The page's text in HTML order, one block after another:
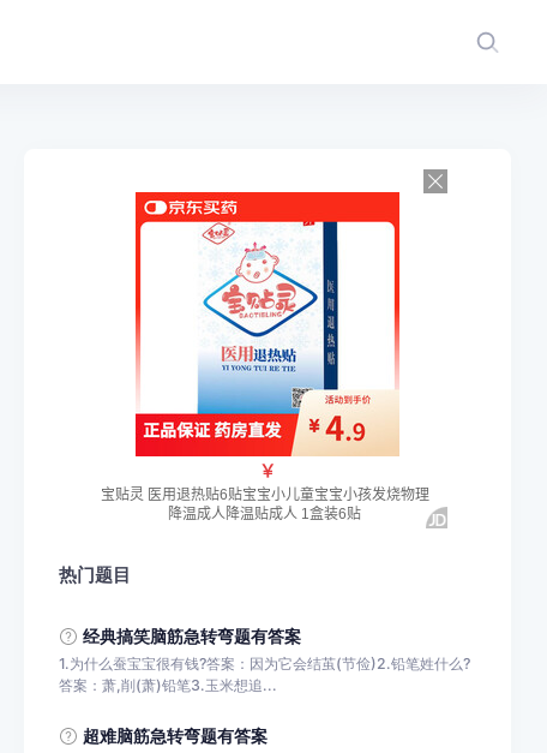
热门题目
经典搞笑脑筋急转弯题有答案
1.为什么蚕宝宝很有钱?答案：因为它会结茧(节俭)2.铅笔姓什么?
答案：萧,削(萧)铅笔3.玉米想追...
超难脑筋急转弯题有答案